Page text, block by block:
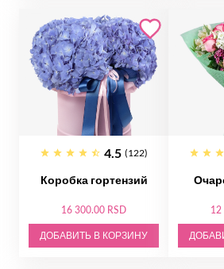
4.5 (122)
Коробка гортензий
16 300.00 RSD
ДОБАВИТЬ В КОРЗИНУ
12